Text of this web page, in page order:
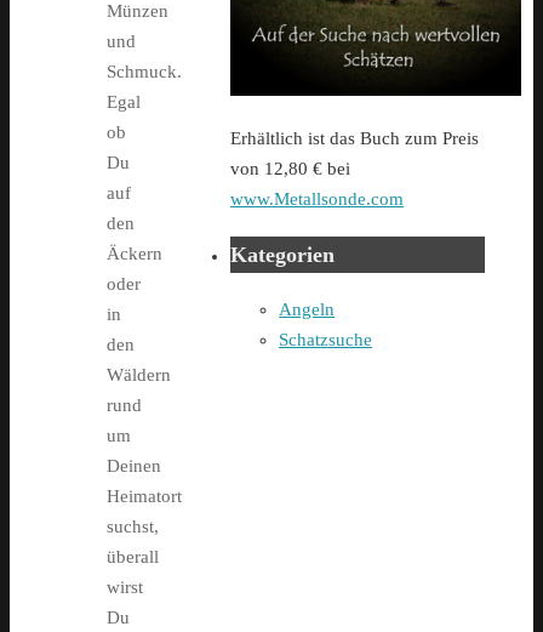
Münzen
und
Schmuck.
Egal
ob
Du
auf
den
Äckern
oder
in
den
Wäldern
rund
um
Deinen
Heimatort
suchst,
überall
wirst
Du
Erhältlich ist das Buch zum Preis
von 12,80 € bei
www.Metallsonde.com
Kategorien
Angeln
Schatzsuche